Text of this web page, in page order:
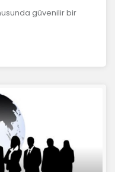
güvenilir bir